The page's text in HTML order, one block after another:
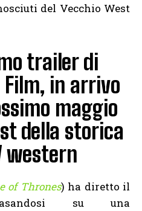
del Vecchio West
trailer di
Film, in arrivo
maggio
della storica
western
of Thrones) ha diretto il
su una